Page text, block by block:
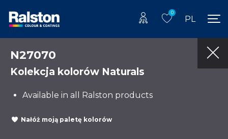
0
PL
N27070
Kolekcja kolorów Naturals
Available in all Ralston products
Nałóż moją paletę kolorów